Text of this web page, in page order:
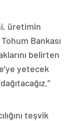
üretimin
Bankası
belirten
yetecek
teşvik